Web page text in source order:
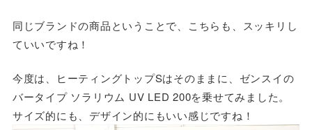
同じブランドの商品ということで、こちらも、スッキリし
ていいですね！
今度は、ヒーティングトップSはそのままに、ゼンスイの
バータイプ ソラリウム UV LED 200を乗せてみました。
サイズ的にも、デザイン的にもいい感じですね！